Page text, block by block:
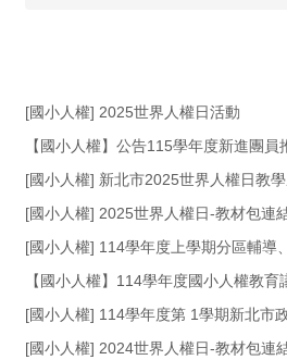
[國小人權] 2025世界人權日活動
【國小人權】公告115學年度新進團
[國小人權] 新北市2025世界人權日教
[國小人權] 2025世界人權日-教材包連
[國小人權] 114學年度上學期分區輔導
【國小人權】114學年度國小人權教
[國小人權] 114學年度第 1學期新北市
[國小人權] 2024世界人權日-教材包連